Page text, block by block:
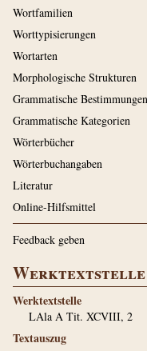
Wortfamilien
Worttypisierungen
Wortarten
Morphologische Strukturen
Grammatische Bestimmungen
Grammatische Kategorien
Wörterbücher
Wörterbuchangaben
Literatur
Online-Hilfsmittel
Feedback geben
Werktextstelle
Werktextstelle
LAla A Tit. XCVIII, 2
Textauszug